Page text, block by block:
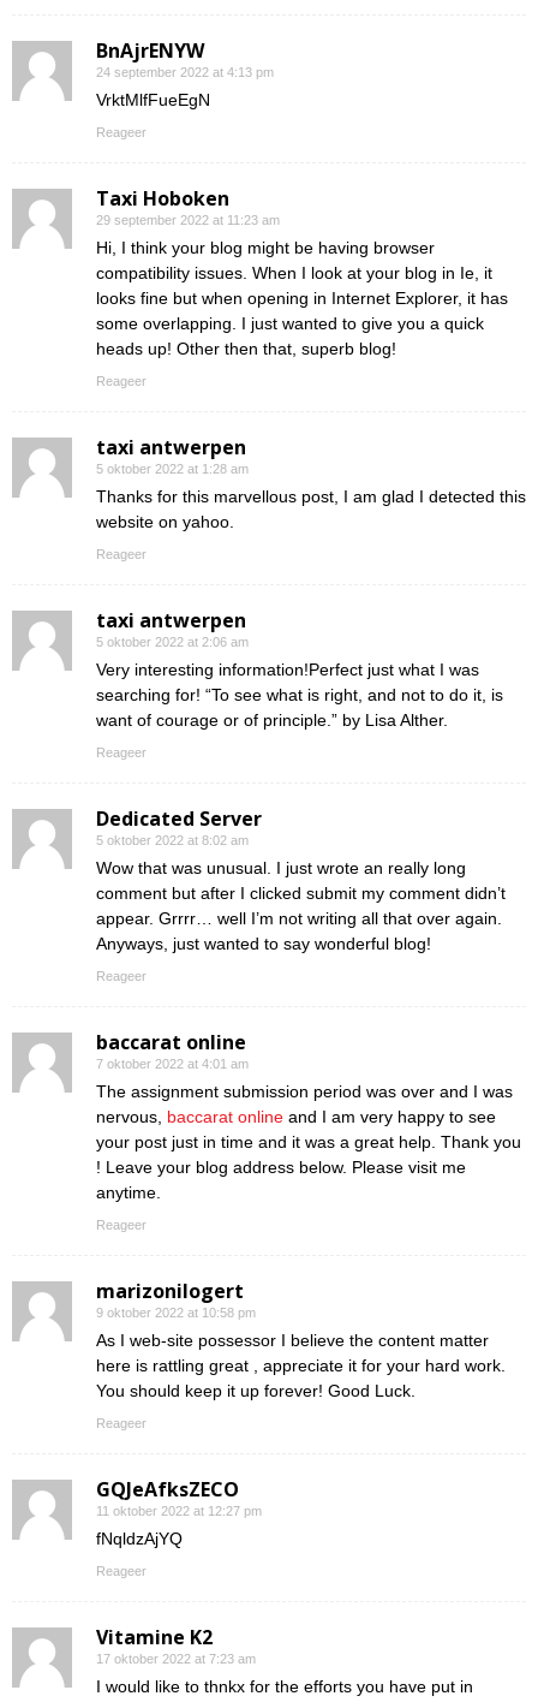
BnAjrENYW
24 september 2022 at 4:13 pm
VrktMlfFueEgN
Reageer
Taxi Hoboken
29 september 2022 at 11:23 am
Hi, I think your blog might be having browser
compatibility issues. When I look at your blog in Ie, it
looks fine but when opening in Internet Explorer, it has
some overlapping. I just wanted to give you a quick
heads up! Other then that, superb blog!
Reageer
taxi antwerpen
5 oktober 2022 at 1:28 am
Thanks for this marvellous post, I am glad I detected this
website on yahoo.
Reageer
taxi antwerpen
5 oktober 2022 at 2:06 am
Very interesting information!Perfect just what I was
searching for! “To see what is right, and not to do it, is
want of courage or of principle.” by Lisa Alther.
Reageer
Dedicated Server
5 oktober 2022 at 8:02 am
Wow that was unusual. I just wrote an really long
comment but after I clicked submit my comment didn’t
appear. Grrrr… well I’m not writing all that over again.
Anyways, just wanted to say wonderful blog!
Reageer
baccarat online
7 oktober 2022 at 4:01 am
The assignment submission period was over and I was
nervous, baccarat online and I am very happy to see
your post just in time and it was a great help. Thank you
! Leave your blog address below. Please visit me
anytime.
Reageer
marizonilogert
9 oktober 2022 at 10:58 pm
As I web-site possessor I believe the content matter
here is rattling great , appreciate it for your hard work.
You should keep it up forever! Good Luck.
Reageer
GQJeAfksZECO
11 oktober 2022 at 12:27 pm
fNqldzAjYQ
Reageer
Vitamine K2
17 oktober 2022 at 7:23 am
I would like to thnkx for the efforts you have put in